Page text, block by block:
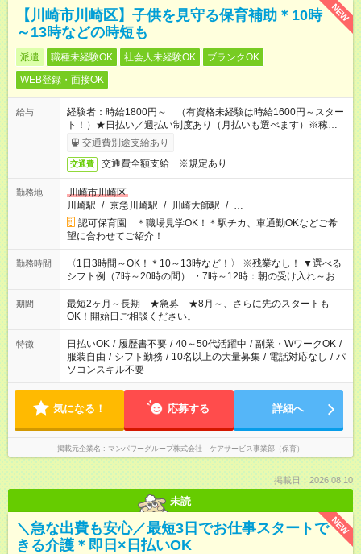
NEW
【川崎市川崎区】子供を見守る保育補助＊10時
～13時などの時短も
派遣 職種未経験OK 社会人未経験OK
ブランクOK
WEB登録・面接OK
給与
経験者：時給1800円～ （有資格未経験は時給1600円～スター
ト！）★日払い／週払い制度あり（月払いも選べます）※稼働開
始時は手続き完了次第のお支払いとなります★フルタイムできる
方は100円アップ！
交通費別途支給あり
交通費 交通費全額支給 ※規定あり
勤務地
川崎市川崎区
川崎駅 / 京急川崎駅 / 川崎大師駅 / …
認可保育園 ＊職場見学OK！＊駅チカ、車通勤OKなどご希
望に合わせてご紹介！
勤務時間
〈1日3時間～OK！＊10～13時など！〉 ※残業なし！ ▼選べる
シフト例（7時～20時の間） ・7時～12時：朝の受け入れ～お昼
の準備 ・10時～13時：園児の見守り～お昼の補助 ・9時～16
時：帰りの会まで！子供の成長を見守る ・15時～20時：夜のお
迎えサポート
期間
最短2ヶ月～長期 ★急募 ★8月～、さらに先のスタートも
OK！開始日ご相談ください。
特徴 日払いOK / 履歴書不要 / 40～50代活躍中 / 副業・WワークOK /
服装自由 / シフト勤務 / 10名以上の大量募集 / 電話対応なし / パ
ソコンスキル不要
気になる！ 応募する 詳細へ
掲載元企業名 マンパワーグループ株式会社 ケアサービス事業部（保育）
掲載日：2026.08.10
未読
NEW
＼急な出費も安心／最短3日でお仕事スタートで
きる介護＊即日×日払いOK